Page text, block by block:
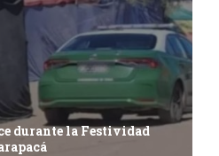
durante la Festividad